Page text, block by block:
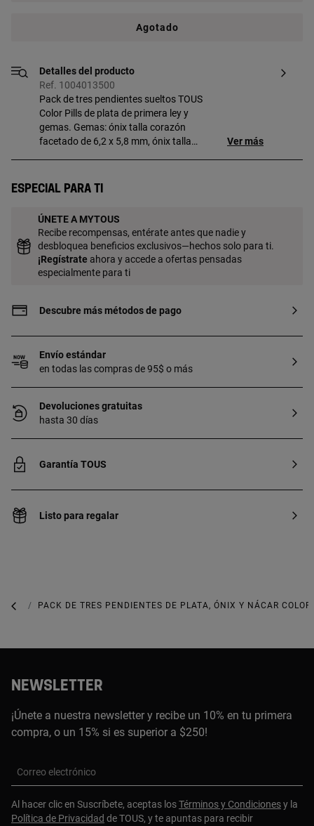
Agotado
Detalles del producto
Ref. 1004013500
Pack de tres pendientes sueltos TOUS
Color Pills de plata de primera ley y
gemas. Gemas: ónix talla corazón
facetado de 6,2 x 5,8 mm, ónix talla
están engastadas con garras en forma
Ver más
Especial para ti
ÚNETE A MYTOUS
Recibe recompensas, entérate antes que nadie y
desbloquea beneficios exclusivos—hechos solo para ti.
¡Regístrate ahora y accede a ofertas pensadas
especialmente para ti
Descubre más métodos de pago
Envío estándar
en todas las compras de 95$ o más
Devoluciones gratuitas
hasta 30 días
Garantía TOUS
Listo para regalar
JOYAS DE PLATA 925
PACK DE TRES PENDIENTES DE PLATA, ÓNIX Y NÁCAR COLOR
NEWSLETTER
¡Únete a nuestra newsletter y recibe un 10% en tu primera
compra, o un 15% si es superior a $250!
Correo electrónico
Al hacer clic en Suscríbete, aceptas losTérminos y Condicionesy la
Política de Privacidad de TOUS, y te apuntas para recibir